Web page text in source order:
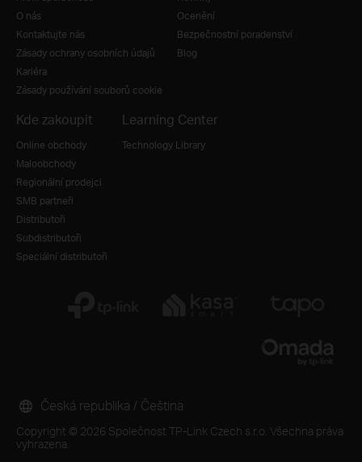
O nás
Kontaktujte nás
Zásady ochrany osobních údajů
Kariéra
Zásady používání souborů cookie
Ocenění
Bezpečnostní poradenství
Blog
Kde zakoupit
Online obchody
Maloobchody
Regionální prodejci
SMB partneři
Distributoři
Subdistributoři
Speciální distributoři
Learning Center
Technology Library
Copyright © 2026 Společnost TP-Link Czech s.r.o. Všechna práva
vyhrazena.
Česká republika / Čeština